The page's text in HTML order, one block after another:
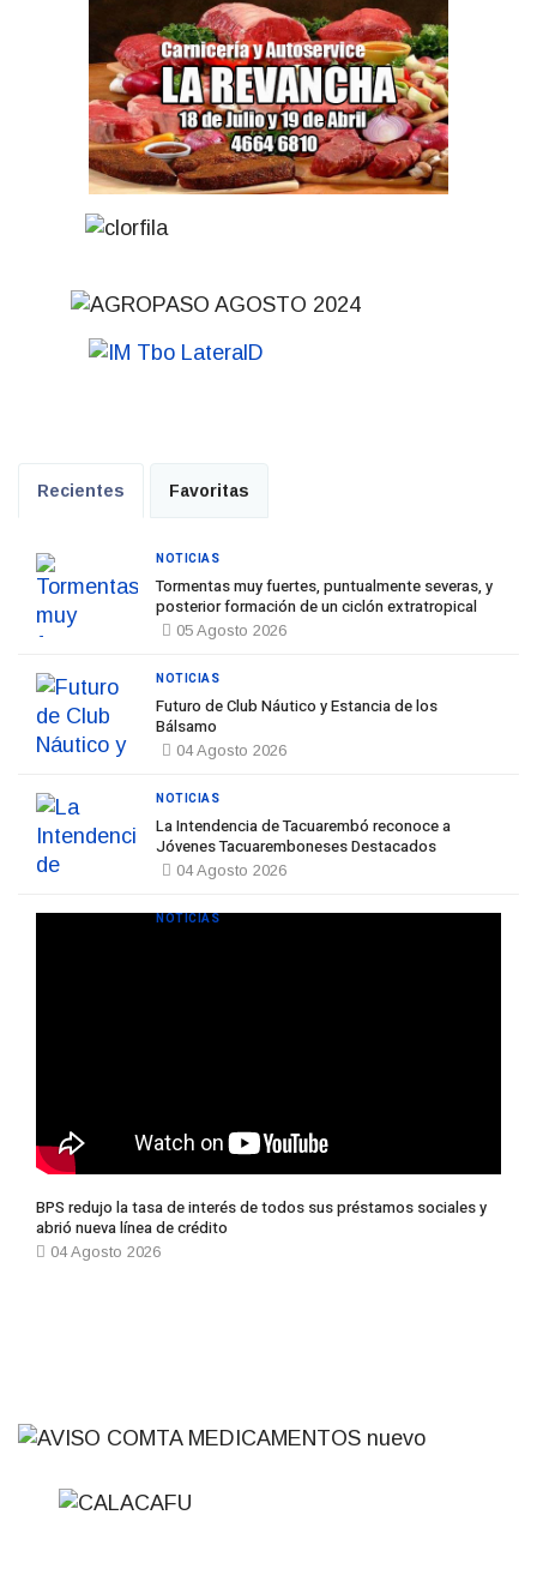
Recientes Favoritas
Tormentas muy fuertes, puntualmente severas, y
posterior formación de un ciclón extratropical
05 Agosto 2026
NOTICIAS
Futuro de Club Náutico y Estancia de los
Bálsamo
04 Agosto 2026
NOTICIAS
La Intendencia de Tacuarembó reconoce a
Jóvenes Tacuaremboneses Destacados
04 Agosto 2026
NOTICIAS
BPS redujo la tasa de interés de todos sus préstamos sociales y
abrió nueva línea de crédito
04 Agosto 2026
NOTICIAS